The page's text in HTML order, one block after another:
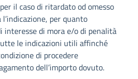
il caso di ritardato od omesso
per quanto
interesse di mora e/o di penalità
le indicazioni utili affinché
di procedere
dell’importo dovuto.